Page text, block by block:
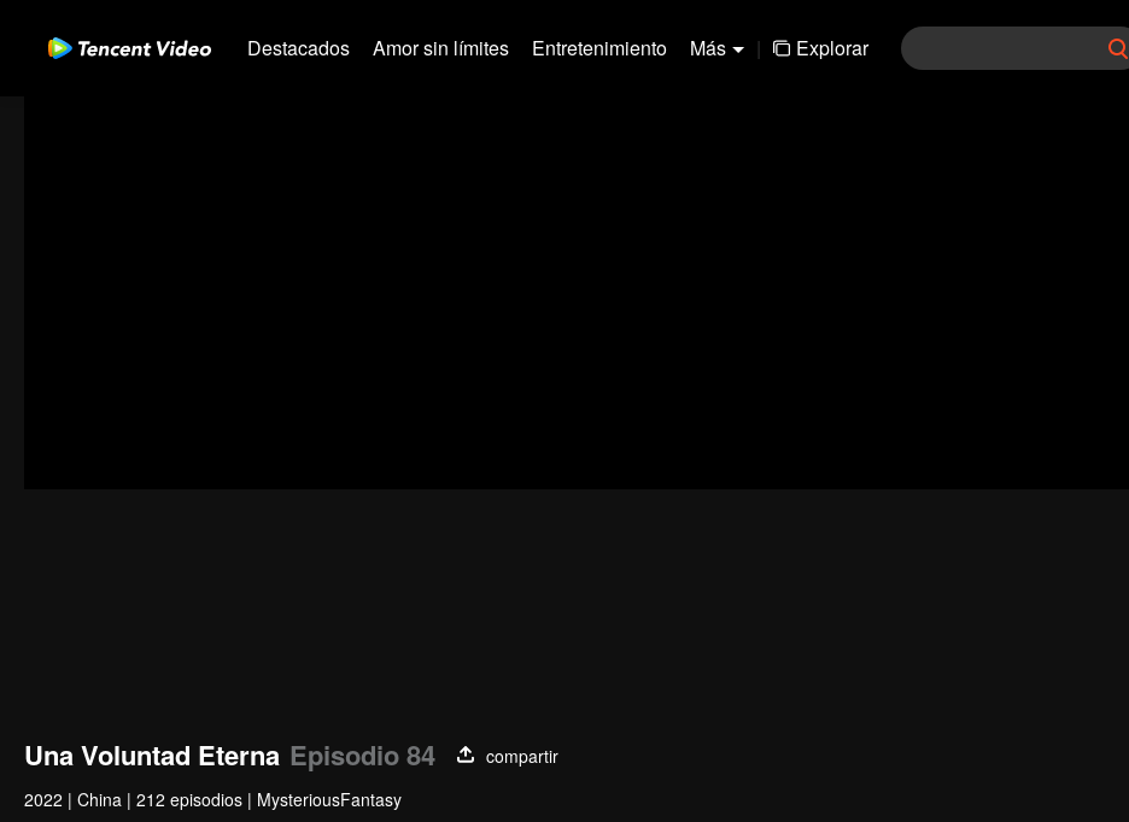
Destacados Amor sin límites Entretenimiento Más | Explorar
Una Voluntad Eterna Episodio 84
compartir
2022 | China | 212 episodios | MysteriousFantasy